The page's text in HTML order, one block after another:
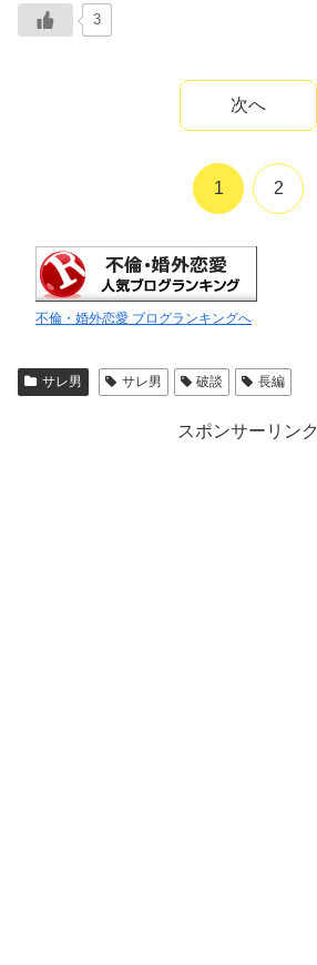
3
次へ
1 2
不倫・婚外恋愛 ブログランキングへ
サレ男 サレ男 破談 長編
スポンサーリンク